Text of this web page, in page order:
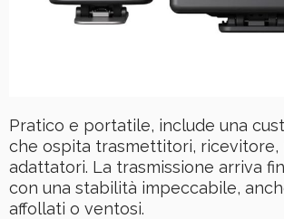
Pratico e portatile, include una
che ospita trasmettitori, ricevitore,
adattatori. La trasmissione arriva
con una stabilità impeccabile,
affollati o ventosi.